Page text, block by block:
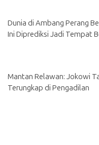
Dunia di Ambang Perang
Ini Diprediksi Jadi Tempat
Mantan Relawan: Jokowi
Terungkap di Pengadilan